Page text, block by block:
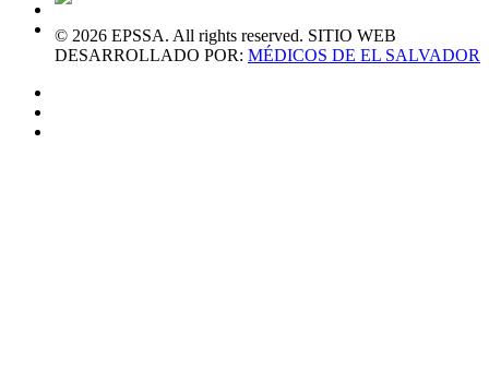
© 2026 EPSSA. All rights reserved. SITIO WEB
DESARROLLADO POR: MÉDICOS DE EL SALVADOR